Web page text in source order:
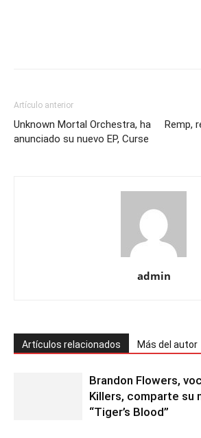
Artículo anterior
Unknown Mortal Orchestra, ha
anunciado su nuevo EP, Curse
Remp,
admin
Artículos relacionados Más del autor
Brandon Flowers,
Killers, comparte su
“Tiger’s Blood”